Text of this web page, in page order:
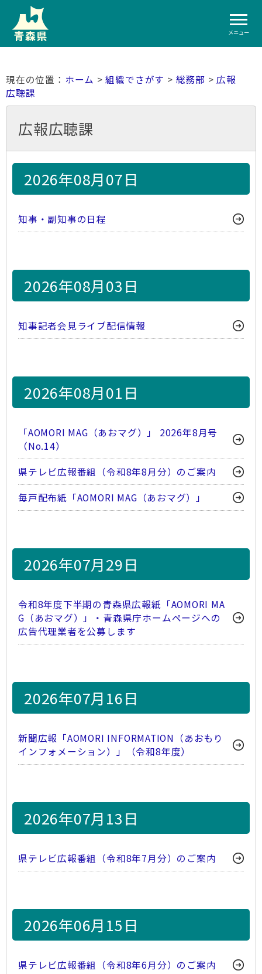
メニュー
ホーム >組織でさがす > 総務部 >広報
広聴課
広報広聴課
2026年08月07日
知事・副知事の日程
2026年08月03日
知事記者会見ライブ配信情報
2026年08月01日
「AOMORI MAG（あおマグ）」 2026年8月号
（No.14）
県テレビ広報番組（令和8年8月分）のご案内
毎戸配布紙「AOMORI MAG（あおマグ）」
2026年07月29日
令和8年度下半期の青森県広報紙「AOMORI MA
G（あおマグ）」・青森県庁ホームページへの
広告代理業者を公募します
2026年07月16日
新聞広報「AOMORI INFORMATION（あおもり
インフォメーション）」（令和8年度）
2026年07月13日
県テレビ広報番組（令和8年7月分）のご案内
2026年06月15日
県テレビ広報番組（令和8年6月分）のご案内